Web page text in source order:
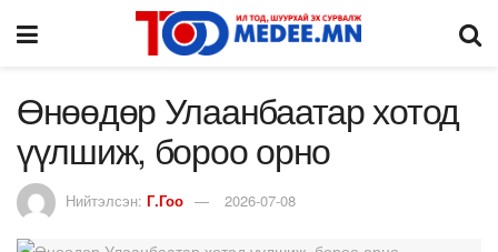
Өнөөдөр Улаанбаатар хотод
үүлшиж, бороо орно
Нийтэлсэн: Г.Гоо 2026-07-08